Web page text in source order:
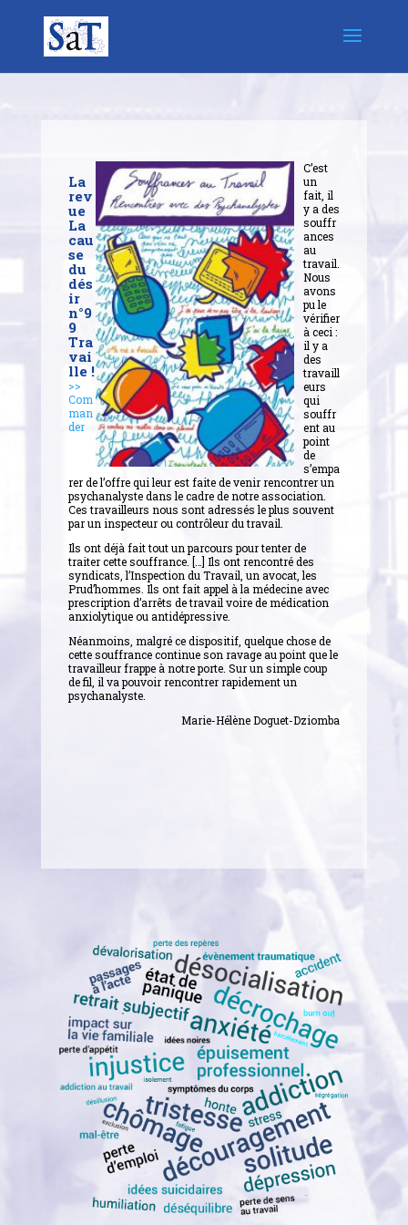
La
rev
ue
La
cau
se
du
dés
ir
n°9
9
Tra
vai
lle !
>>
Com
man
der
C’est
un
fait, il
y a des
souffr
ances
au
travail.
Nous
avons
pu le
vérifier
à ceci :
il y a
des
travaill
eurs
qui
souffr
ent au
point
de
s’empa
rer de l’offre qui leur est faite de venir rencontrer un
psychanalyste dans le cadre de notre association.
Ces travailleurs nous sont adressés le plus souvent
par un inspecteur ou contrôleur du travail.
Ils ont déjà fait tout un parcours pour tenter de
traiter cette souffrance. […] Ils ont rencontré des
syndicats, l’Inspection du Travail, un avocat, les
Prud’hommes. Ils ont fait appel à la médecine avec
prescription d’arrêts de travail voire de médication
anxiolytique ou antidépressive.
Néanmoins, malgré ce dispositif, quelque chose de
cette souffrance continue son ravage au point que le
travailleur frappe à notre porte. Sur un simple coup
de fil, il va pouvoir rencontrer rapidement un
psychanalyste.
Marie-Hélène Doguet-Dziomba